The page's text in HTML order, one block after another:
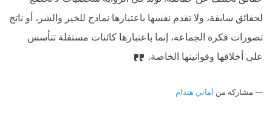
لحقائق سابقة، ولا تقدم نفسها باعتبارها نماذج للخير والشر، أو ناتج
تصورات فكرة الجماعة، إنما باعتبارها كائنات مستقلة تتأسس
على أخلاقها وقوانينها الخاصة.
مشاركة من أماني هندام